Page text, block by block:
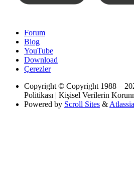
Forum
Blog
YouTube
Download
Çerezler
Copyright © Copyright 1988 –
Politikası | Kişisel Verilerin
Powered by Scroll Sites &